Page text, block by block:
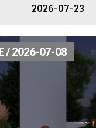
2026-07-23
/ 2026-07-08